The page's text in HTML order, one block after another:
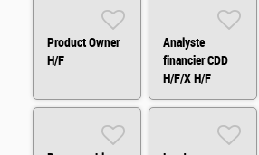
Product Owner
H/F
Analyste
financier CDD
H/F/X H/F